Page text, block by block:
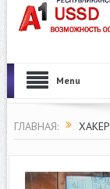
Menu
ГЛАВНАЯ: ХАКЕР